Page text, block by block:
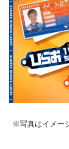
※写真はイメー